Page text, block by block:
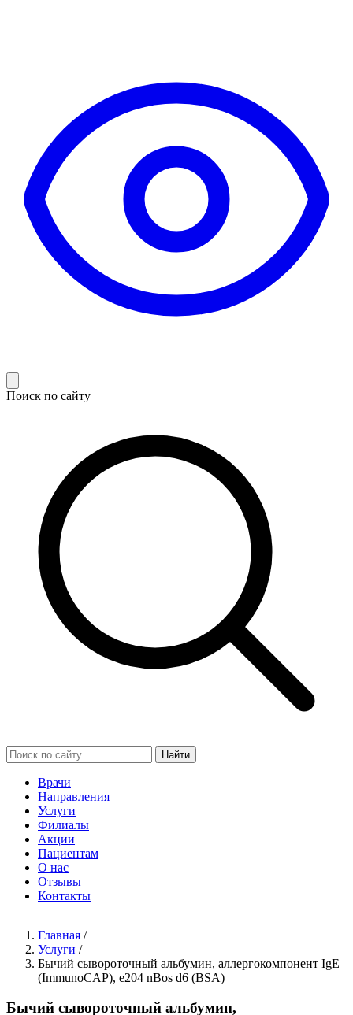
Поиск по сайту
Найти
Врачи
Направления
Услуги
Филиалы
Акции
Пациентам
О нас
Отзывы
Контакты
Главная /
Услуги /
Бычий сывороточный альбумин, аллергокомпонент IgE
(ImmunoCAP), e204 nBos d6 (BSA)
Бычий сывороточный альбумин,